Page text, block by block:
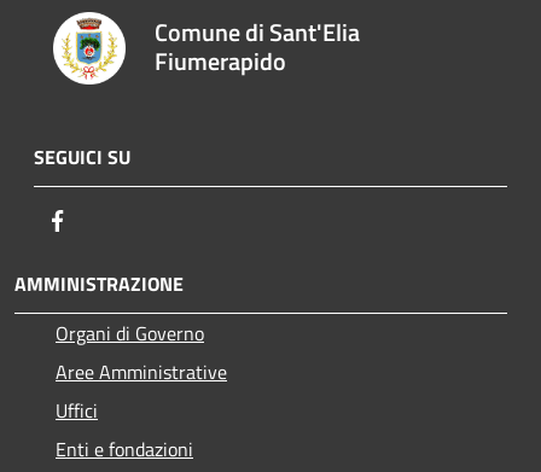
Comune di Sant'Elia
Fiumerapido
SEGUICI SU
AMMINISTRAZIONE
Organi di Governo
Aree Amministrative
Uffici
Enti e fondazioni